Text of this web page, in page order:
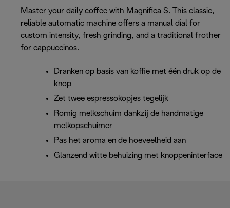
Master your daily coffee with Magnifica S. This classic,
reliable automatic machine offers a manual dial for
custom intensity, fresh grinding, and a traditional frother
for cappuccinos.
Dranken op basis van koffie met één druk op de
knop
Zet twee espressokopjes tegelijk
Romig melkschuim dankzij de handmatige
melkopschuimer
Pas het aroma en de hoeveelheid aan
Glanzend witte behuizing met knoppeninterface